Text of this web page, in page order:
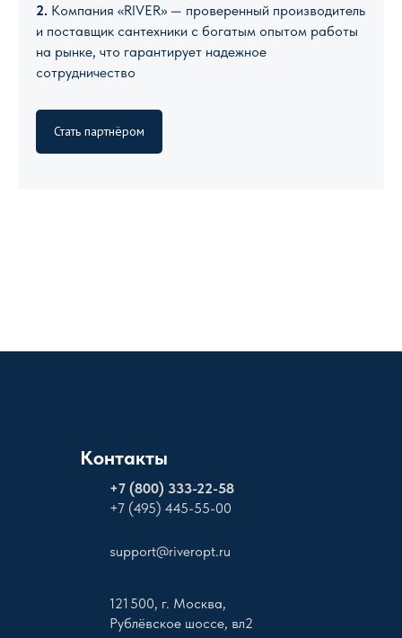
2. Компания «RIVER» — проверенный производитель
и поставщик сантехники с богатым опытом работы
на рынке, что гарантирует надежное
сотрудничество
Стать партнёром
Контакты
+7 (800) 333-22-58
+7 (495) 445-55-00
support@riveropt.ru
121 500, г. Москва,
Рублёвское шоссе, вл2